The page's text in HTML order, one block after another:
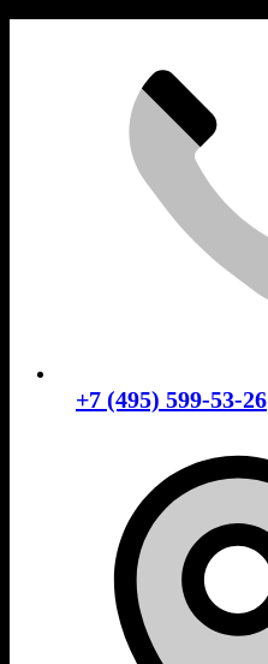
+7 (495) 599-53-26